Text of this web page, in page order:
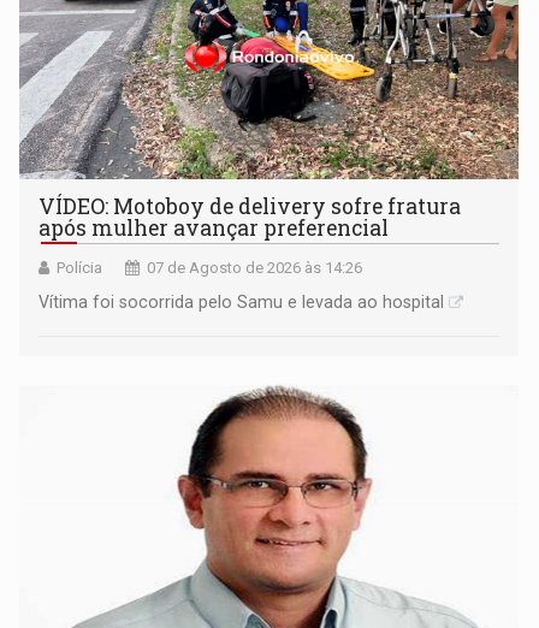
VÍDEO: Motoboy de delivery sofre fratura
após mulher avançar preferencial
Polícia 07 de Agosto de 2026 às 14:26
Vítima foi socorrida pelo Samu e levada ao hospital